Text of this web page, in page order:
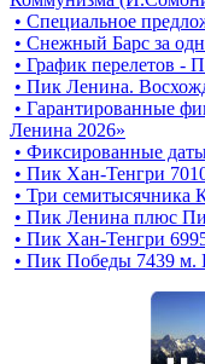
• Специальное
• Снежный Барс за
• График перелетов -
• Пик Ленина.
• Гарантированные
Ленина 2026»
• Фиксированные
• Пик Хан-Тенгри
• Три семитысячника
• Пик Ленина плюс
• Пик Хан-Тенгри
• Пик Победы 7439 м.